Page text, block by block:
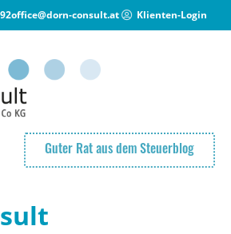
office@dorn-consult.at Klienten-Login
Guter Rat aus dem Steuerblog